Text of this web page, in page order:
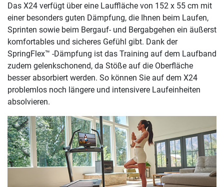
Das X24 verfügt über eine Lauffläche von 152 x 55 cm mit
einer besonders guten Dämpfung, die Ihnen beim Laufen,
Sprinten sowie beim Bergauf- und Bergabgehen ein äußerst
komfortables und sicheres Gefühl gibt. Dank der
SpringFlex™ -Dämpfung ist das Training auf dem Laufband
zudem gelenkschonend, da Stöße auf die Oberfläche
besser absorbiert werden. So können Sie auf dem X24
problemlos noch längere und intensivere Laufeinheiten
absolvieren.